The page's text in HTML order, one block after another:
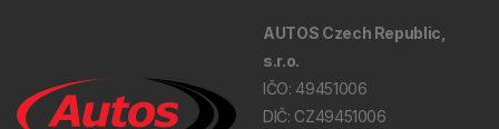
AUTOS Czech Republic,
s.r.o.
IČO: 49451006
DIČ: CZ49451006